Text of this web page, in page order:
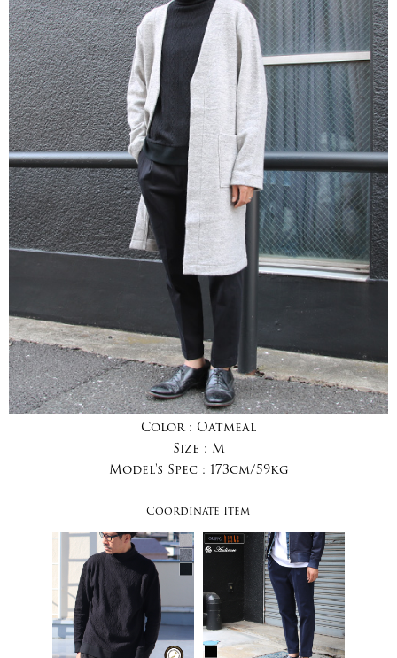
Color : Oatmeal
Size : M
Model's Spec : 173cm/59kg
Coordinate Item